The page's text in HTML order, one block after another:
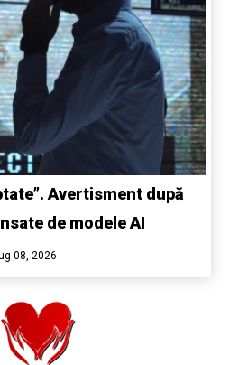
Avertisment după
de modele AI
08, 2026